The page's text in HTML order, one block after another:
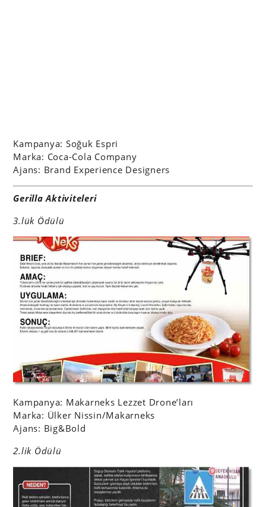
Kampanya: Soğuk Espri
Marka: Coca-Cola Company
Ajans: Brand Experience Designers
Gerilla Aktiviteleri
3.lük Ödülü
Kampanya: Makarneks Lezzet Drone’ları
Marka: Ülker Nissin/Makarneks
Ajans: Big&Bold
2.lik Ödülü